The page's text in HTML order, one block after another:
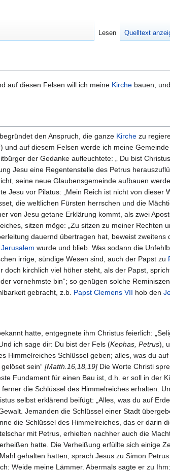
auf diesen Felsen will ich meine Kirche bauen,
den Anspruch, die ganze Kirche zu
) und auf diesem Felsen werde ich meine
der Gedanke aufleuchtete: „ Du bist
Jesu eine Regentenstelle des Petrus
seine neue Glaubensgemeinde aufbauen
Jesu vor Pilatus: „Mein Reich ist nicht von dieser
die weltlichen Fürsten herrschen und die
von Jesu getane Erklärung kommt, als zwei
sitzen möge: „Zu sitzen zu meiner Rechten
dauernd übertragen hat, beweist zweitens
Jerusalem wurde und blieb. Was sodann die
irrige, sündige Wesen sind, auch der Papst zu
doch kirchlich viel höher steht, als der Papst,
vornehmste bin“; so genügen solche
gebracht, z.b. Papst Clemens VII hob den
hatte, entgegnete ihm Christus feierlich:
ich sage dir: Du bist der Fels (Kephas, Petrus),
Himmelreiches Schlüssel geben; alles, was du
sein“ [Matth.16,18,19] Die Worte Christi
Fundament für einen Bau ist, d.h. er soll in der
die Schlüssel des Himmelreiches erhalten.
selbst erklärend beifügt: „Alles, was du auf
Jemanden die Schlüssel einer Stadt
die Schlüssel des Himmelreiches, das er darin
mit Petrus, erhielten nachher auch die
hatte. Die Verheißung erfüllte sich einige
gehalten hatten, sprach Jesus zu Simon
Weide meine Lämmer. Abermals sagte er zu
Lesen Quelltext